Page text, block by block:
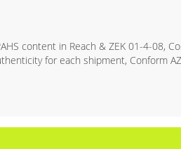
content in Reach & ZEK 01-4-08,
for each shipment, Conform